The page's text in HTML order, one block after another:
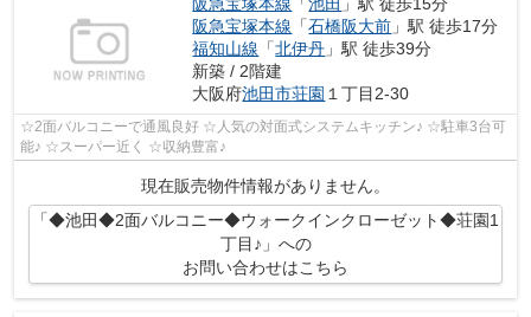
阪急宝塚本線 「石橋阪大前 」駅 徒歩17分
福知山線 「北伊丹 」駅 徒歩39分
新築 / 2階建
大阪府池田市荘園 １丁目2-30
☆2面バルコニーで通風良好 ☆人気の対面式システムキッチン♪ ☆駐車3台可
能♪ ☆スーパー近く ☆収納豊富♪
現在販売物件情報がありません。
「◆池田◆2面バルコニー◆ウォークインクローゼット◆荘園1
丁目♪」への
お問い合わせはこちら